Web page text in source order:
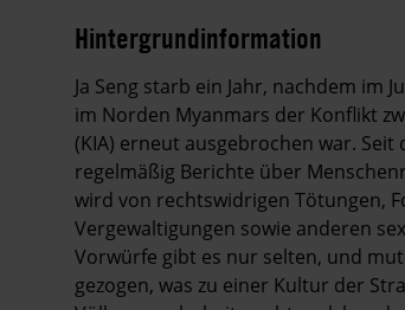
Hintergrundinformation
Hintergrund
Ja Seng starb ein Jahr, nachdem im
im Norden Myanmars der Konflikt
(KIA) erneut ausgebrochen war.
regelmäßig Berichte über
wird von rechtswidrigen Tötungen,
Vergewaltigungen sowie anderen
Vorwürfe gibt es nur selten, und
gezogen, was zu einer Kultur der